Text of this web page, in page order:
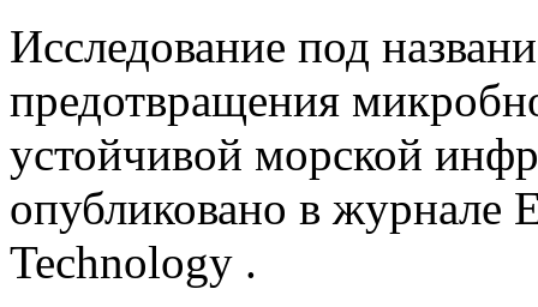
Исследование под
предотвращения
устойчивой морской
опубликовано в журнале
Technology .